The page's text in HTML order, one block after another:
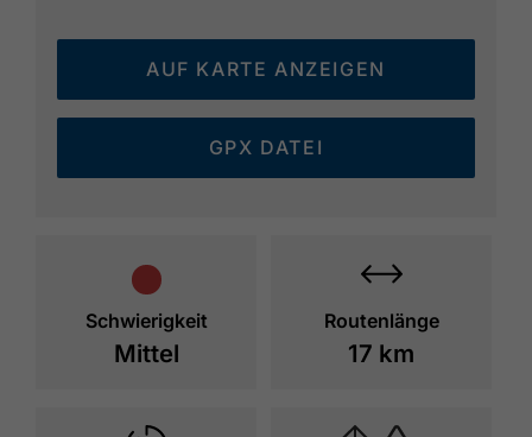
ehemalige Jagdgebiet der Habsburger
Kaiser. Auf gut begehbaren Bergwegen
erreicht ihr schließlich Achenwald und den
Etappe verbindet eindrucksvolle Natur,
Deutschland und Österreich.
AUF KARTE ANZEIGEN
GPX DATEI
Schwierigkeit
Mittel
Routenlänge
17 km